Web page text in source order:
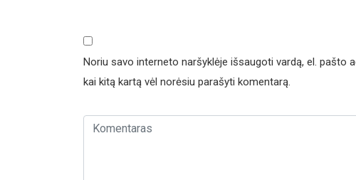
Noriu savo interneto naršyklėje išsaugoti vardą, el. pašto
kai kitą kartą vėl norėsiu parašyti komentarą.